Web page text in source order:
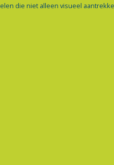
die niet alleen visueel